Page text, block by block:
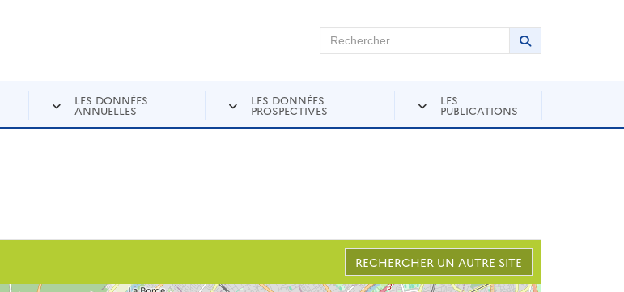
Rechercher sur Andra Inventaire Rechercher
Lancer la
LES DONNÉES
ANNUELLES
LES DONNÉES
PROSPECTIVES
LES
PUBLICATIONS
RECHERCHER UN AUTRE SITE